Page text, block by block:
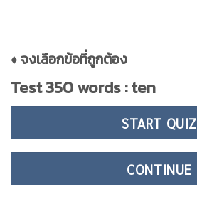
♦ จงเลือกข้อที่ถูกต้อง
Test 350 words : ten
START QUIZ
CONTINUE